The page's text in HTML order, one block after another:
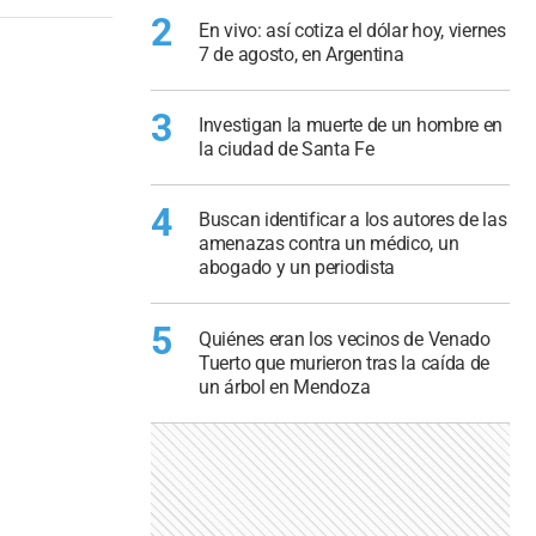
2
En vivo: así cotiza el dólar hoy, viernes
7 de agosto, en Argentina
3
Investigan la muerte de un hombre en
la ciudad de Santa Fe
4
Buscan identificar a los autores de las
amenazas contra un médico, un
abogado y un periodista
5
Quiénes eran los vecinos de Venado
Tuerto que murieron tras la caída de
un árbol en Mendoza